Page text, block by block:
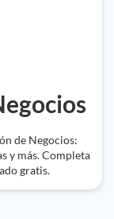
de Negocios:
y más. Completa
gratis.